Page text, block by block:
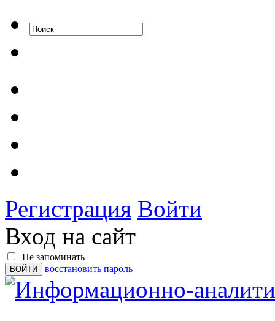
Регистрация Войти
Вход на сайт
Не запоминать
восстановить пароль